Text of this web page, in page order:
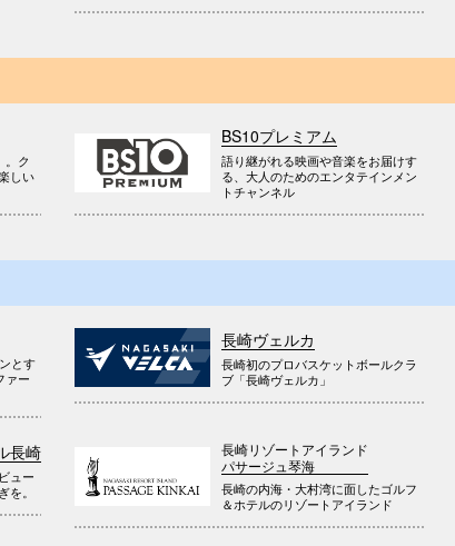
。ク
しい
BS10プレミアム
語り継がれる映画や音楽をお届けす
る、大人のためのエンタテインメン
トチャンネル
とす
ァー
長崎ヴェルカ
長崎初のプロバスケットボールクラ
ブ「長崎ヴェルカ」
長崎
ュー
。
長崎リゾートアイランド
パサージュ琴海
長崎の内海・大村湾に面したゴルフ
＆ホテルのリゾートアイランド